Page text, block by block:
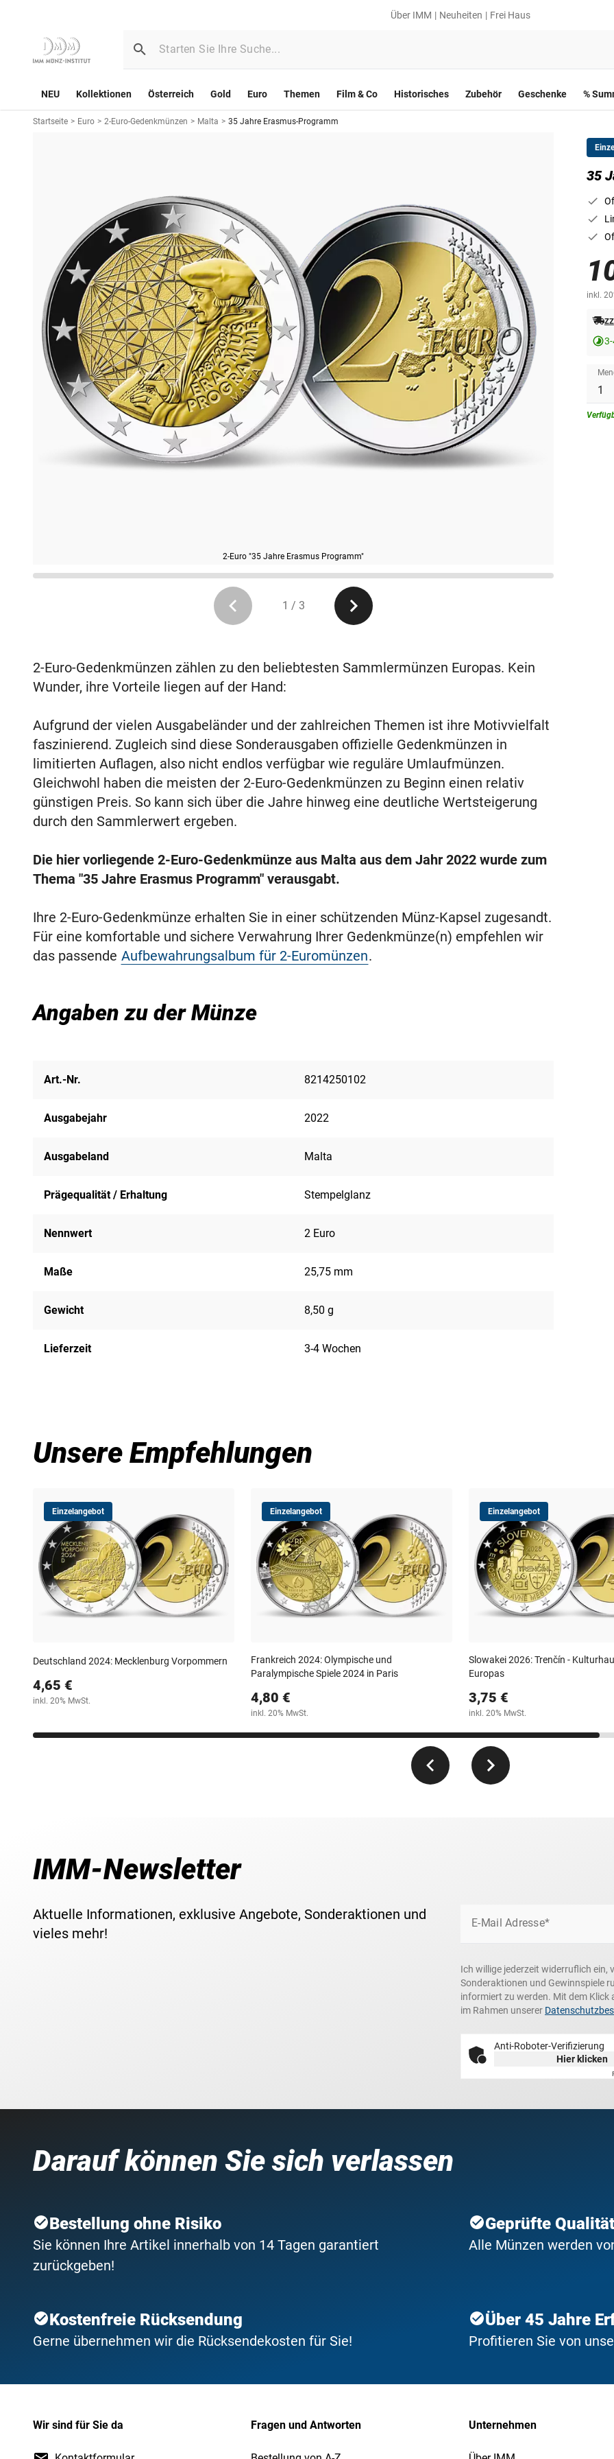
Über IMM Neuheiten Frei Haus
NEU Kollektionen Österreich Gold Euro Themen Film & Co Historisches Zubehör Geschenke %
Startseite > Euro > 2-Euro-Gedenkmünzen > Malta > 35 Jahre Erasmus-Programm
2-Euro "35 Jahre Erasmus Programm"
1 / 3
35
inkl.
2-Euro-Gedenkmünzen zählen zu den beliebtesten Sammlermünzen Europas. Kein
Wunder, ihre Vorteile liegen auf der Hand:
Aufgrund der vielen Ausgabeländer und der zahlreichen Themen ist ihre Motivvielfalt
faszinierend. Zugleich sind diese Sonderausgaben offizielle Gedenkmünzen in
limitierten Auflagen, also nicht endlos verfügbar wie reguläre Umlaufmünzen.
Gleichwohl haben die meisten der 2-Euro-Gedenkmünzen zu Beginn einen relativ
günstigen Preis. So kann sich über die Jahre hinweg eine deutliche Wertsteigerung
durch den Sammlerwert ergeben.
Die hier vorliegende 2-Euro-Gedenkmünze aus Malta aus dem Jahr 2022 wurde zum
Thema "35 Jahre Erasmus Programm" verausgabt.
Ihre 2-Euro-Gedenkmünze erhalten Sie in einer schützenden Münz-Kapsel zugesandt.
Für eine komfortable und sichere Verwahrung Ihrer Gedenkmünze(n) empfehlen wir
das passende Aufbewahrungsalbum für 2-Euromünzen.
Angaben zu der Münze
Art.-Nr. 8214250102
Ausgabejahr 2022
Ausgabeland Malta
Prägequalität / Erhaltung Stempelglanz
Nennwert 2 Euro
Maße 25,75 mm
Gewicht 8,50 g
Lieferzeit 3-4 Wochen
Unsere Empfehlungen
Einzelangebot
Deutschland 2024: Mecklenburg Vorpommern
4,65 €
inkl. 20% MwSt.
Einzelangebot
Frankreich 2024: Olympische und
Paralympische Spiele 2024 in Paris
4,80 €
inkl. 20% MwSt.
Einzelangebot
Slowakei 2026: Trenčín -
Europas
3,75 €
inkl. 20% MwSt.
IMM-Newsletter
Aktuelle Informationen, exklusive Angebote, Sonderaktionen und
vieles mehr!
E-Mail Adresse*
Ich willige jederzeit widerruflich
Sonderaktionen und Gewinnspiele
informiert zu werden. Mit dem Klick
im Rahmen unserer
Anti-Roboter-Verifizierung
Hier klicken
Darauf können Sie sich verlassen
Bestellung ohne Risiko
Sie können Ihre Artikel innerhalb von 14 Tagen garantiert
zurückgeben!
Geprüfte Qualität
Alle Münzen werden
Kostenfreie Rücksendung
Gerne übernehmen wir die Rücksendekosten für Sie!
Über 45 Jahre
Profitieren Sie von
Wir sind für Sie da Fragen und Antworten Unternehmen